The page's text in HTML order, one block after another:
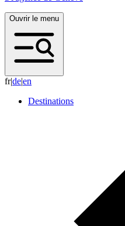
Ouvrir le menu
fr|de|en
Destinations